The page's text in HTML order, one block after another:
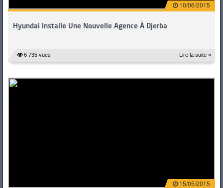
10/06/2015
Hyundai Installe Une Nouvelle Agence À Djerba
6 735 vues Lire la suite »
15/05/2015